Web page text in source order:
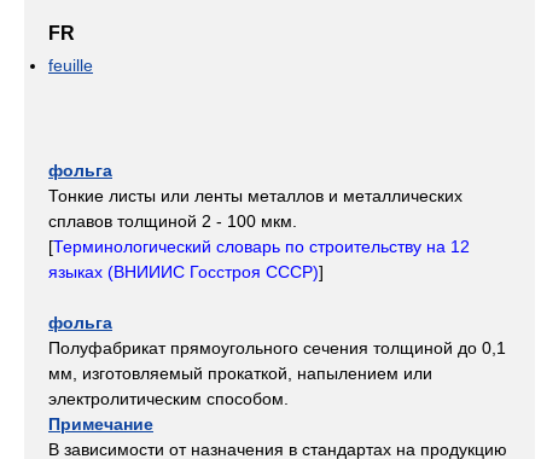
FR
feuille
фольга
Тонкие листы или ленты металлов и металлических
сплавов толщиной 2 - 100 мкм.
[Терминологический словарь по строительству на 12
языках (ВНИИИС Госстроя СССР)]
фольга
Полуфабрикат прямоугольного сечения толщиной до 0,1
мм, изготовляемый прокаткой, напылением или
электролитическим способом.
Примечание
В зависимости от назначения в стандартах на продукцию